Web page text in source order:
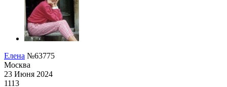
Елена №63775
Москва
23 Июня 2024
1113